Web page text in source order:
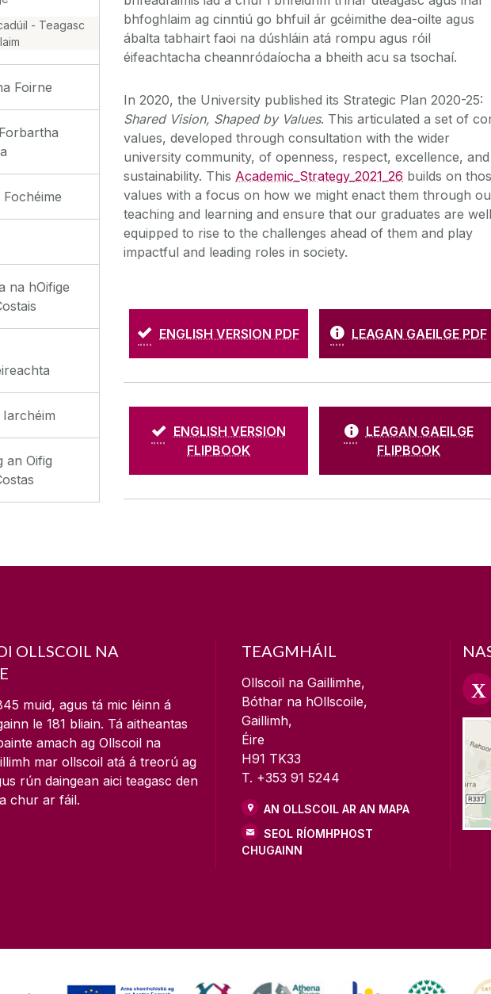
- Teagasc
Foirne
Fochéime
na hOifige
Iarchéim
an Oifig
bhfoghlaim ag cinntiú go bhfuil ár gcéimithe dea-oilte agus
ábalta tabhairt faoi na dúshláin atá rompu agus róil
éifeachtacha cheannródaíocha a bheith acu sa tsochaí.
In 2020, the University published its Strategic Plan 2020-25:
Shared Vision, Shaped by Values. This articulated a set of
values, developed through consultation with the wider
university community, of openness, respect, excellence, and
sustainability. This Academic_Strategy_2021_26 builds on
values with a focus on how we might enact them through
teaching and learning and ensure that our graduates are well
equipped to rise to the challenges ahead of them and play
impactful and leading roles in society.
ENGLISH VERSION PDF LEAGAN GAEILGE PDF
ENGLISH VERSION
FLIPBOOK
LEAGAN GAEILGE
FLIPBOOK
OLLSCOIL NA
muid, agus tá mic léinn á
le 181 bliain. Tá aitheantas
amach ag Ollscoil na
mar ollscoil atá á treorú ag
rún daingean aici teagasc den
chur ar fáil.
TEAGMHÁIL
Ollscoil na Gaillimhe,
Bóthar na hOllscoile,
Gaillimh,
Éire
H91 TK33
T. +353 91 5244
AN OLLSCOIL AR AN MAPA
SEOL RÍOMHPHOST
CHUGAINN